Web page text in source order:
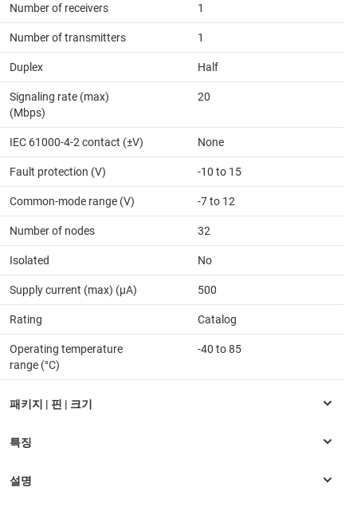
Number of receivers 1
Number of transmitters 1
Duplex Half
Signaling rate (max)
(Mbps)
20
IEC 61000-4-2 contact (±V) None
Fault protection (V) -10 to 15
Common-mode range (V) -7 to 12
Number of nodes 32
Isolated No
Supply current (max) (µA) 500
Rating Catalog
Operating temperature
range (°C)
-40 to 85